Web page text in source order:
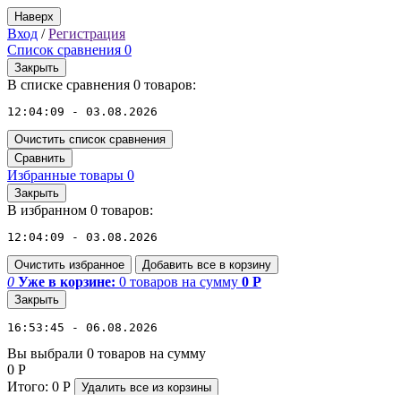
Наверх
Вход /Регистрация
Список сравнения 0
Закрыть
В списке сравнения 0 товаров:
12:04:09 - 03.08.2026
Очистить список сравнения
Сравнить
Избранные товары 0
Закрыть
В избранном 0 товаров:
12:04:09 - 03.08.2026
Очистить избранное Добавить все в корзину
0 Уже в корзине: 0 товаров на сумму 0 Р
Закрыть
16:53:45 - 06.08.2026
Вы выбрали 0 товаров на сумму
0 Р
Итого: 0 Р Удалить все из корзины